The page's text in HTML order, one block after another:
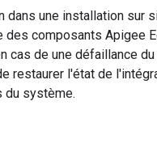
une installation sur
composants Apigee
cas de une défaillance
restaurer l'état de
du système.